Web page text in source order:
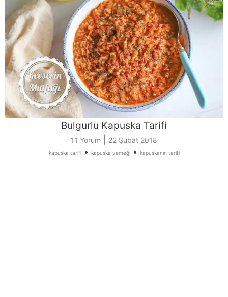
Bulgurlu Kapuska Tarifi
11 Yorum 22 Şubat 2018
kapuska tarifi• kapuska yemeği• kapuskanın tarifi